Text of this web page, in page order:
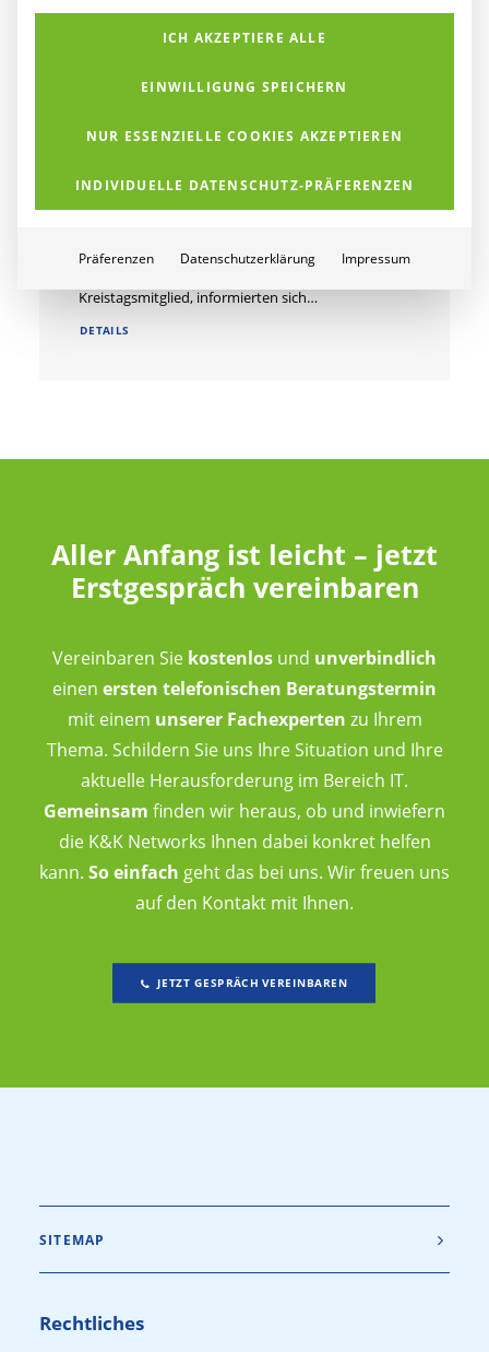
11. April 2025
Networks: Digitalisierung, KI und
Cyber Security im Fokus
Mario Löhr, Landrat des Kreises Unna, und
Hartmut Ganzke, Landtagsabgeordneter und
Kreistagsmitglied, informierten sich…
DETAILS
Aller Anfang ist leicht – jetzt
Erstgespräch vereinbaren
Vereinbaren Sie kostenlos und unverbindlich
einen ersten telefonischen Beratungstermin
mit einem unserer Fachexperten zu Ihrem
Thema. Schildern Sie uns Ihre Situation und Ihre
aktuelle Herausforderung im Bereich IT.
Gemeinsam finden wir heraus, ob und inwiefern
die K&K Networks Ihnen dabei konkret helfen
kann. So einfach geht das bei uns. Wir freuen uns
auf den Kontakt mit Ihnen.
JETZT GESPRÄCH VEREINBAREN
SITEMAP
Rechtliches
ICH AKZEPTIERE ALLE
EINWILLIGUNG SPEICHERN
NUR ESSENZIELLE COOKIES AKZEPTIEREN
INDIVIDUELLE DATENSCHUTZ-PRÄFERENZEN
Präferenzen Datenschutzerklärung Impressum